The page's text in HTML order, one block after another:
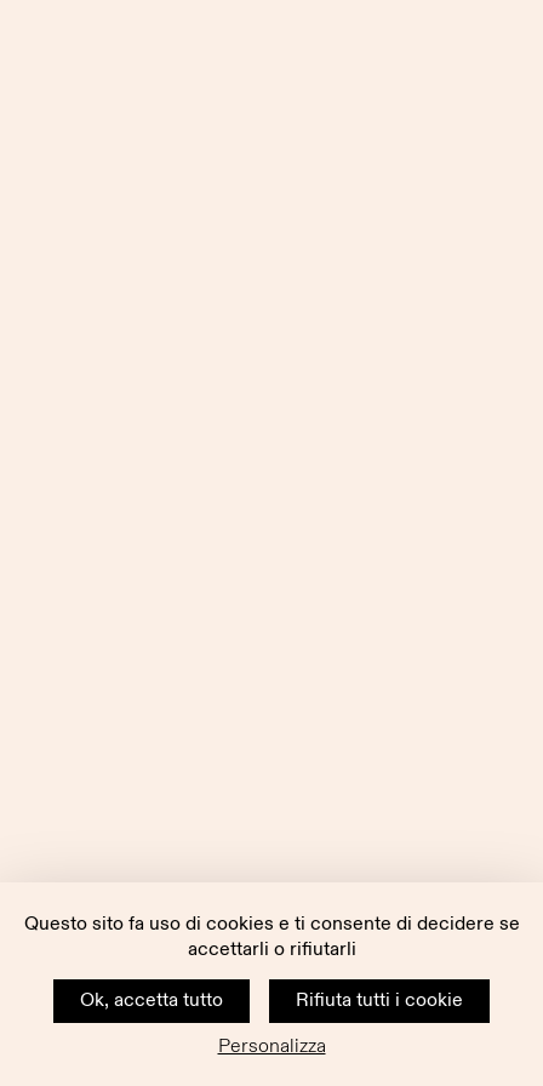
Questo sito fa uso di cookies e ti consente di decidere se
accettarli o rifiutarli
Ok, accetta tutto
Rifiuta tutti i cookie
Personalizza